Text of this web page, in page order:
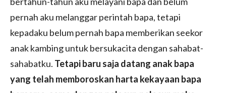
pernah aku melanggar perintah bapa, tetapi
kepadaku belum pernah bapa memberikan seekor
anak kambing untuk bersukacita dengan sahabat-
sahabatku. Tetapi baru saja datang anak bapa
yang telah memboroskan harta kekayaan bapa